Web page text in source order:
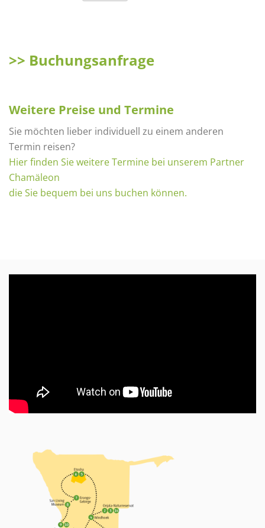
>> Buchungsanfrage
Weitere Preise und Termine
Sie möchten lieber individuell zu einem anderen
Termin reisen?
Hier finden Sie weitere Termine bei unserem Partner
Chamäleon
die Sie bequem bei uns buchen können.